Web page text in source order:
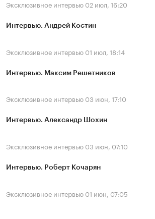
Эксклюзивное интервью 02 июл, 16:20
Интервью. Андрей Костин
Эксклюзивное интервью 01 июл, 18:14
Интервью. Максим Решетников
Эксклюзивное интервью 03 июн, 17:10
Интервью. Александр Шохин
Эксклюзивное интервью 03 июн, 07:10
Интервью. Роберт Кочарян
Эксклюзивное интервью 01 июн, 07:05